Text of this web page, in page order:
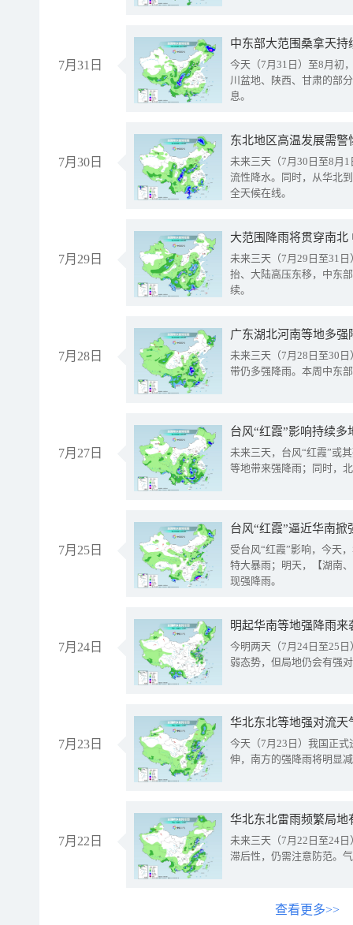
7月31日
中东部大范围桑拿天
今天（7月31日）至8月初
川盆地、陕西、甘肃的部
息。
7月30日
东北地区高温发展需
未来三天（7月30日至8月
流性降水。同时，从华北
全天候在线。
7月29日
大范围降雨将贯穿南
未来三天（7月29日至31
抬、大陆高压东移，中东
续。
7月28日
广东湖北河南等地多
未来三天（7月28日至30
带仍多强降雨。本周中东
7月27日
台风“红霞”影响持续
未来三天，台风“红霞”或
等地带来强降雨；同时，
7月25日
台风“红霞”逼近华南
受台风“红霞”影响，今天
特大暴雨；明天，【湖南
现强降雨。
7月24日
明起华南等地强降雨
今明两天（7月24日至25
弱态势，但局地仍会有强
7月23日
华北东北等地强对流天
今天（7月23日）我国正
伸，南方的强降雨将明显
7月22日
华北东北雷雨频繁局地
未来三天（7月22日至24
滞后性，仍需注意防范。
查看更多>>